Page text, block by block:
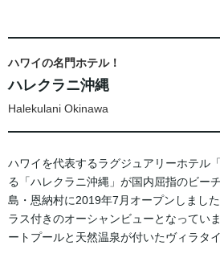
ハワイの名門ホテル！
ハレクラニ沖縄
Halekulani Okinawa
ハワイを代表するラグジュアリーホテル
る「ハレクラニ沖縄」が国内屈指のビー
島・恩納村に2019年7月オープンしまし
ラス付きのオーシャンビューとなってい
ートプールと天然温泉が付いたヴィラタ